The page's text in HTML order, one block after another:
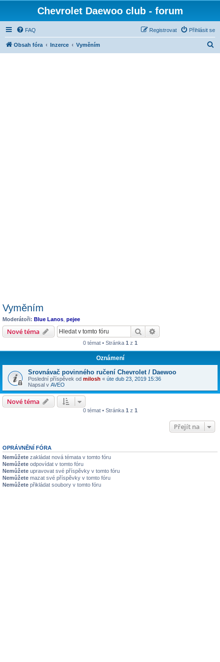
Chevrolet Daewoo club - forum
FAQ Přihlásit se
Registrovat
Obsah fóra Inzerce Vyměním
Vyměním
Moderátoři: Blue Lanos pejee
Nové téma Hledat
0 témat • Stránka 1 z 1
Oznámení
Srovnávač povinného ručení Chevrolet / Daewoo
Poslední příspěvek od milosh « úte dub 23, 2019 15:36
Napsal v AVEO
Nové téma
0 témat • Stránka 1 z 1
Přejít na
OPRÁVNĚNÍ FÓRA
Nemůžete zakládat nová témata v tomto fóru
Nemůžete odpovídat v tomto fóru
Nemůžete upravovat své příspěvky v tomto fóru
Nemůžete mazat své příspěvky v tomto fóru
Nemůžete přikládat soubory v tomto fóru